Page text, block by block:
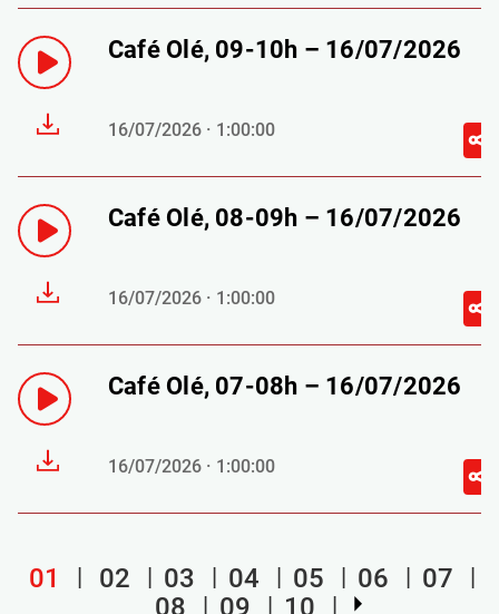
Café Olé, 09-10h – 16/07/2026
16/07/2026 · 1:00:00
Café Olé, 08-09h – 16/07/2026
16/07/2026 · 1:00:00
Café Olé, 07-08h – 16/07/2026
16/07/2026 · 1:00:00
01 02 03 04 05 06
07
08
09 10